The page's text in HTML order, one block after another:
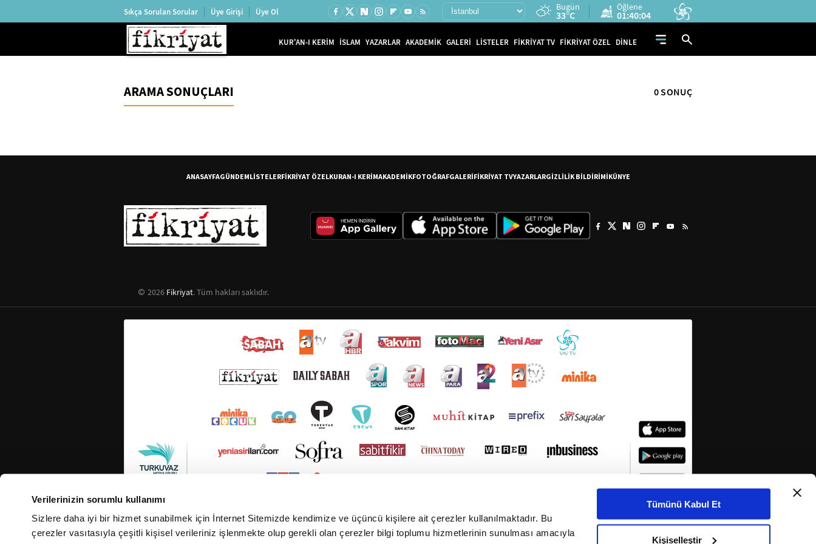
Verilerinizin sorumlu kullanımı
Sizlere daha iyi bir hizmet sunabilmek için İnternet Sitemizde kendimize ve üçüncü kişilere ait çerezler kullanılmaktadır. Bu
çerezler vasıtasıyla çeşitli kişisel verileriniz işlenmekte olup gerekli olan çerezler bilgi toplumu hizmetlerinin sunulması amacıyla
Tümünü Kabul Et
Kişiselleştir
Sıkça Sorulan Sorular Üye Girişi Üye Ol Bugün
33°C
Öğlene
01:40:03
KUR'AN-I KERİM İSLAM YAZARLAR AKADEMİK GALERİ LİSTELER FİKRİYAT TV FİKRİYAT ÖZEL DİNLE
ARAMA SONUÇLARI 0 SONUÇ
ANASAYFAGÜNDEMLİSTELERFİKRİYAT ÖZELKURAN-I KERİMAKADEMİKFOTOĞRAFGALERİFİKRİYAT TVYAZARLARGİZLİLİK BİLDİRİMİKÜNYE
2026 Fikriyat. Tüm hakları saklıdır.